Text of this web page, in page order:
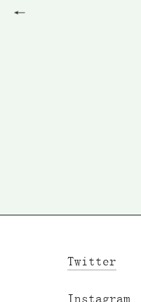
Twitter
Instagram